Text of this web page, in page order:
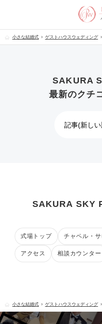
小さな結婚式 ゲストハウスウェディング
SAKURA
最新のクチ
SAKURA SKY
式場トップ チャペル・
アクセス 相談カウンター
小さな結婚式 ゲストハウスウェディング